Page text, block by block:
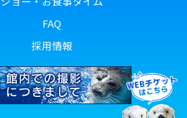
FAQ
採用情報